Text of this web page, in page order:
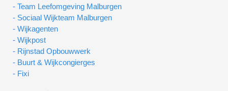
- Team Leefomgeving Malburgen
- Sociaal Wijkteam Malburgen
- Wijkagenten
- Wijkpost
- Rijnstad Opbouwwerk
- Buurt & Wijkcongierges
- Fixi